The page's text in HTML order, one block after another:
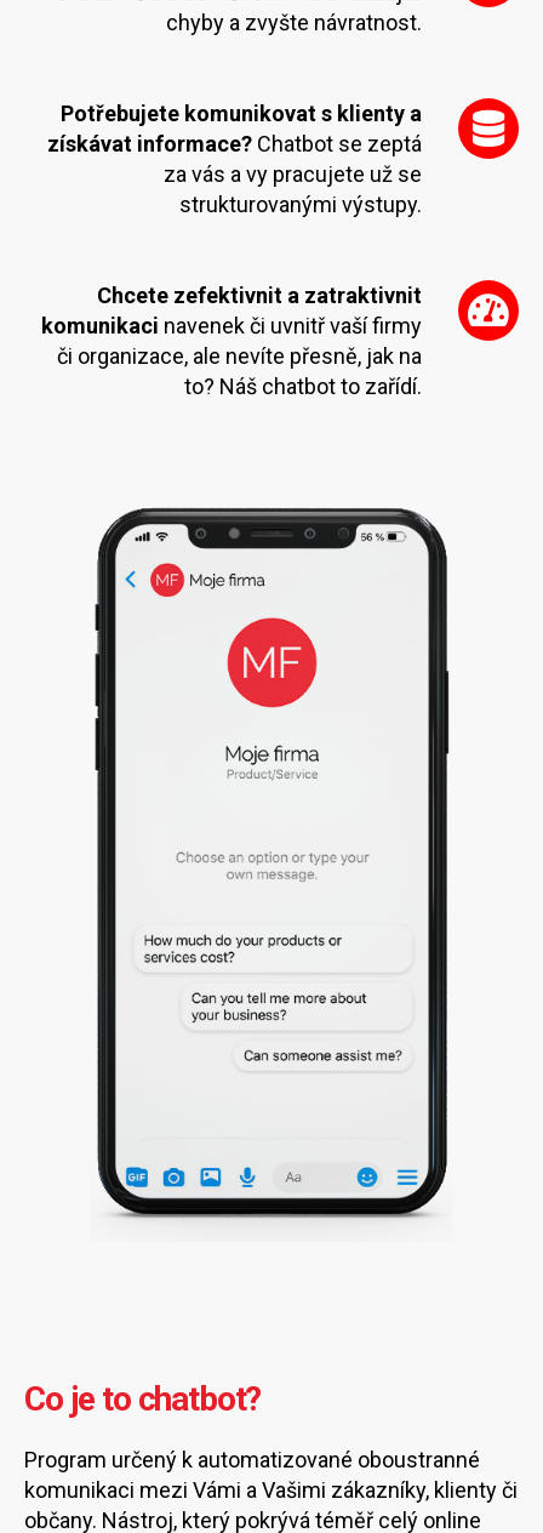
chyby a zvyšte návratnost.
Potřebujete komunikovat s klienty a
získávat informace? Chatbot se zeptá
za vás a vy pracujete už se
strukturovanými výstupy.
Chcete zefektivnit a zatraktivnit
komunikaci navenek či uvnitř vaší firmy
či organizace, ale nevíte přesně, jak na
to? Náš chatbot to zařídí.
Co je to chatbot?
Program určený k automatizované oboustranné
komunikaci mezi Vámi a Vašimi zákazníky, klienty či
občany. Nástroj, který pokrývá téměř celý online